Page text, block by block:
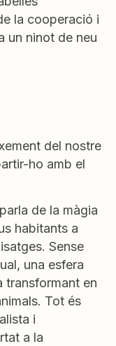
la cooperació i
un ninot de neu
del nostre
ho amb el
de la màgia
habitants a
Sense
una esfera
transformant en
Tot és
i
a la